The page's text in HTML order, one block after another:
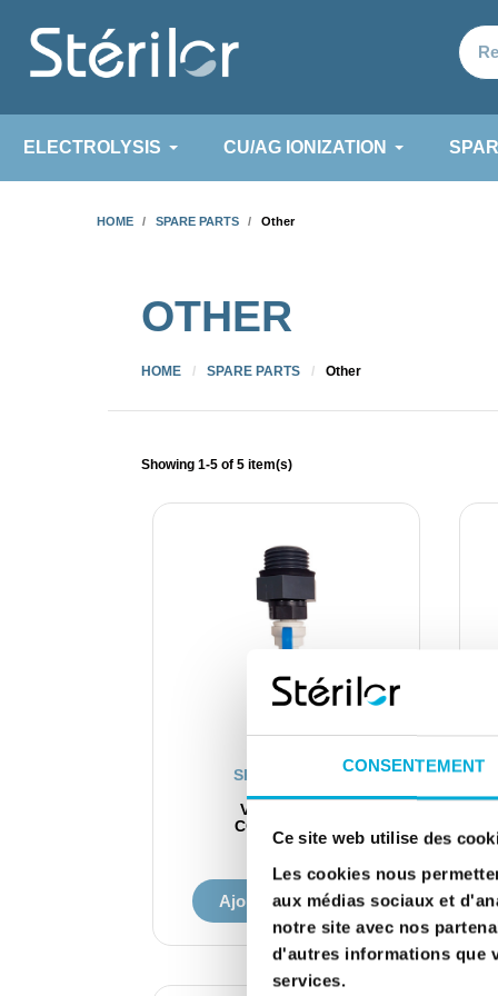
CONSENTEMENT
Ce site web utilise des
Les cookies nous
aux médias sociaux et
notre site avec nos
d'autres informations que
services.
ELECTROLYSIS CU/AG IONIZATION
HOME SPARE PARTS Other
OTHER
HOME SPARE PARTS Other
Showing 1-5 of 5 item(s)
APERÇU RAPIDE
SPARE PARTS
VALVE WITH
CONNECTION
Ajouter au panier